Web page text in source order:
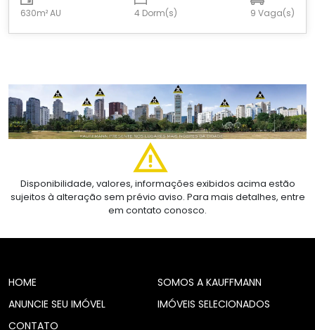
630m² AU 4 Dorm(s) 9 Vaga(s)
Disponibilidade, valores, informações exibidos acima estão
sujeitos à alteração sem prévio aviso. Para mais detalhes, entre
em contato conosco.
HOME
SOMOS A KAUFFMANN
ANUNCIE SEU IMÓVEL
IMÓVEIS SELECIONADOS
CONTATO